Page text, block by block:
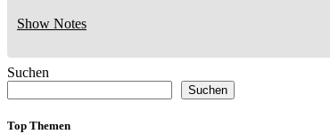
Show Notes
Suchen
Suchen
Top Themen